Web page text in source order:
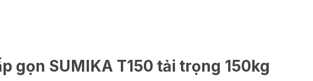
gọn SUMIKA T150 tải trọng 150kg